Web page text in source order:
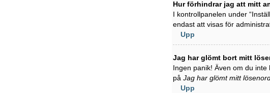
Hur förhindrar jag att mitt
I kontrollpanelen under
endast att visas för
Upp
Jag har glömt bort mitt
Ingen panik! Även om du
på Jag har glömt mitt
Upp